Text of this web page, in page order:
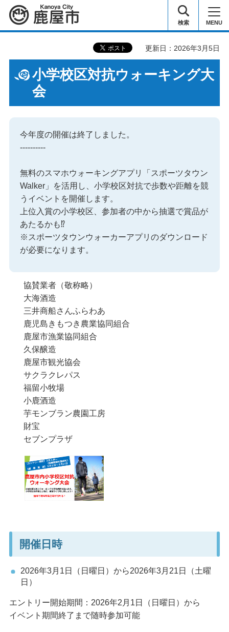
鹿屋市 検索 MENU
更新日：2026年3月5日
小学校区対抗ウォーキング大
会
今年度の開催は終了しました。
----------
無料のスマホウォーキングアプリ「スポーツタウン
Walker」を活用し、小学校区対抗で歩数や距離を競
うイベントを開催します。
上位入賞の小学校区、参加者の中から抽選で賞品が
あたるかも⁉
※スポーツタウンウォーカーアプリのダウンロード
が必要になります。
協賛業者（敬称略）
大海酒造
三井商船さんふらわあ
鹿児島きもつき農業協同組合
鹿屋市漁業協同組合
久保醸造
鹿屋市観光協会
サクラクレパス
福留小牧場
小鹿酒造
芋モンブラン農園工房
財宝
セブンプラザ
開催日時
2026年3月1日（日曜日）から2026年3月21日（土曜
日）
エントリー開始期間：2026年2月1日（日曜日）から
イベント期間終了まで随時参加可能